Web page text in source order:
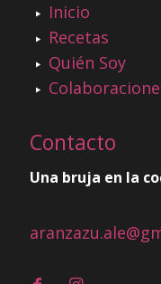
Inicio
Recetas
Quién Soy
Contacto
Una bruja en la